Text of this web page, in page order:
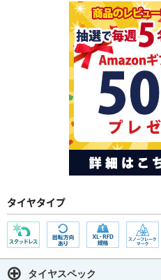
タイヤタイプ
タイヤスペック